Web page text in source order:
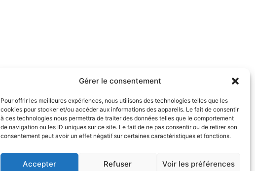
Gérer le consentement
Pour offrir les meilleures expériences, nous utilisons des technologies telles que les
cookies pour stocker et/ou accéder aux informations des appareils. Le fait de consentir
à ces technologies nous permettra de traiter des données telles que le comportement
de navigation ou les ID uniques sur ce site. Le fait de ne pas consentir ou de retirer son
consentement peut avoir un effet négatif sur certaines caractéristiques et fonctions.
Accepter Refuser Voir les préférences